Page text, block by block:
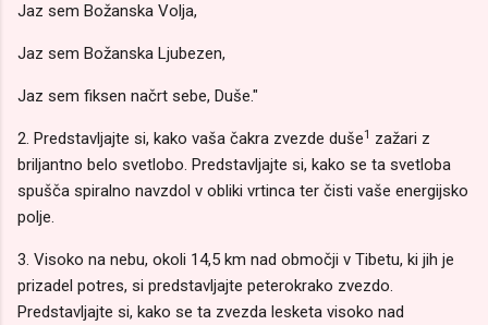
Jaz sem Božanska Volja,
Jaz sem Božanska Ljubezen,
Jaz sem fiksen načrt sebe, Duše."
2. Predstavljajte si, kako vaša čakra zvezde duše1 zažari z
briljantno belo svetlobo. Predstavljajte si, kako se ta svetloba
spušča spiralno navzdol v obliki vrtinca ter čisti vaše energijsko
polje.
3. Visoko na nebu, okoli 14,5 km nad območji v Tibetu, ki jih je
prizadel potres, si predstavljajte peterokrako zvezdo.
Predstavljajte si, kako se ta zvezda lesketa visoko nad